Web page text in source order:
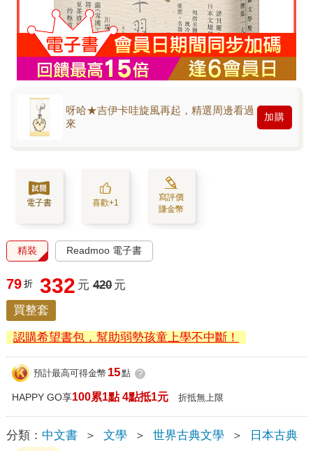
呀哈★吉伊卡哇旋風再起，精選周邊看過
來
加購
電子書 喜歡+1
寫評價
賺金幣
精裝 Readmoo 電子書
79 折 332 元 420 元
買整套
認購希望書包，幫助弱勢孩童上學不中斷！
預計最高可得金幣 15點 ?
HAPPY GO享100累1點 4點抵1元 折抵無上限
分類： 中文書 ＞ 文學 ＞ 世界古典文學 ＞ 日本古典